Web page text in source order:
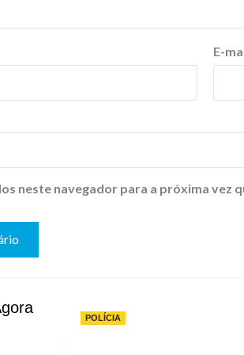
E-
neste navegador para a próxima vez
POLÍCIA